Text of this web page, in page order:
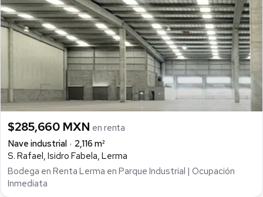
$285,660 MXN en renta
Nave industrial
2,116 m²
S. Rafael, Isidro Fabela, Lerma
Bodega en Renta Lerma en Parque Industrial | Ocupación
Inmediata